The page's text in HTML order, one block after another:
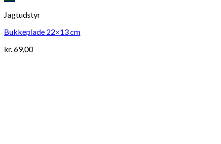
Jagtudstyr
Bukkeplade 22×13 cm
kr.69,00